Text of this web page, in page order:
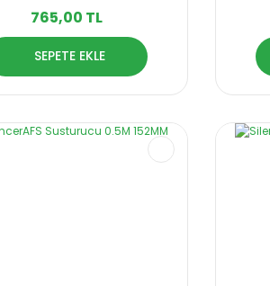
765,00 TL
SEPETE EKLE